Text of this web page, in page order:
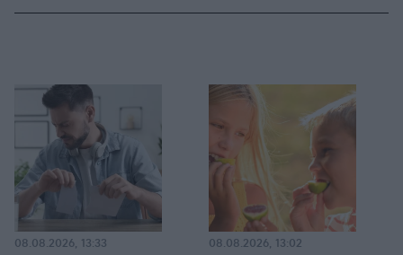
08.08.2026, 13:33 08.08.2026, 13:02